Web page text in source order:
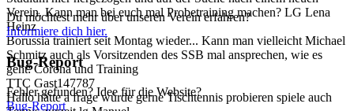
Verein. Kann man bei euch mal Probetraining machen? LG Lena
Heinz
Borussia trainiert seit Montag wieder... Kann man vielleicht Michael
Schmitz auch als Vorsitzenden des SSB mal ansprechen, wie es
geht: Corona und Training
TTC Gast147787
Hallo hätte a frage würde gerne Tischtennis probieren spiele auch
Du möchtest mehr über unseren Verein erfahren?
Informiere dich hier.
Bug-Report
Fehler gefunden? Idee für die Website?
Bug-Report